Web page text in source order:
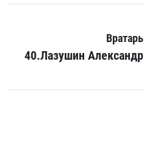
Вратарь
40.Лазушин Александр